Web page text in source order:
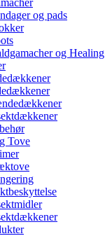
og pads
og Healing
Tove